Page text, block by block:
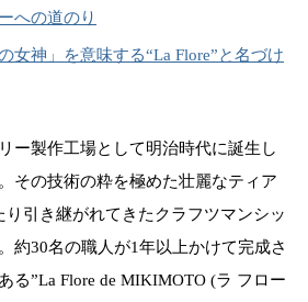
への道のり
女神」を意味する“La Flore”と名づけ
ー製作工場として明治時代に誕生し
その技術の粋を極めた壮麗なティア
引き継がれてきたクラフツマンシッ
約30名の職人が1年以上かけて完成さ
る”La Flore de MIKIMOTO (ラ フロー